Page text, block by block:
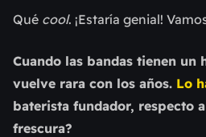
Qué cool. ¡Estaría genial!
Cuando las bandas tienen un
vuelve rara con los años. Lo
baterista fundador, respecto
frescura?